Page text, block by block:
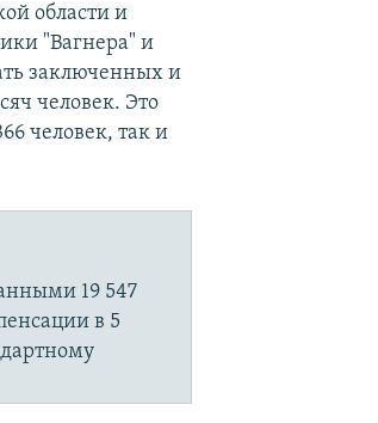
области и
"Вагнера" и
заключенных и
человек. Это
человек, так и
19 547
в 5